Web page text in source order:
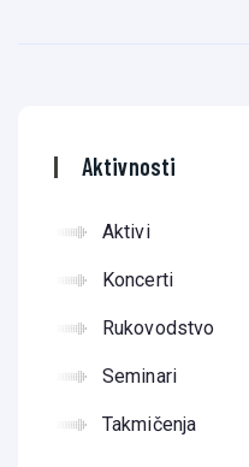
Aktivnosti
Aktivi
Koncerti
Rukovodstvo
Seminari
Takmičenja